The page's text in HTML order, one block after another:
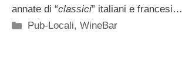
annate di “classici” italiani e francesi…
Categorie
Pub-Locali,WineBar